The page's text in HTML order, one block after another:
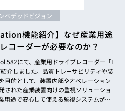
ベデッドビジョン
機能紹介】なぜ産業用途
コーダーが必要なのか？
介しました。品質トレーサビリティや装
目的として、装置内部やオペレーション
された産業装置向けの監視ソリューショ
途で安心して使える監視システムが意